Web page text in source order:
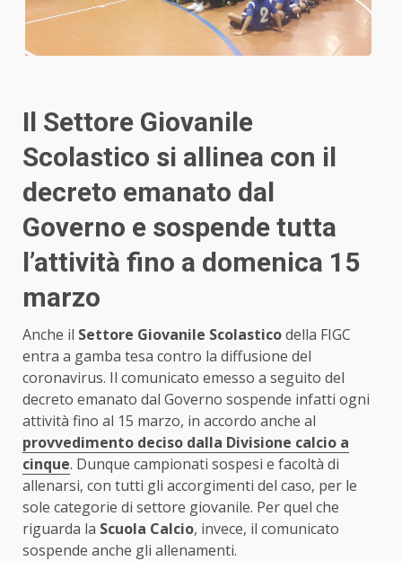
Il Settore Giovanile
Scolastico si allinea con il
decreto emanato dal
Governo e sospende tutta
l’attività fino a domenica 15
marzo
Anche il Settore Giovanile Scolasticodella FIGC
entra a gamba tesa contro la diffusione del
coronavirus. Il comunicato emesso a seguito del
decreto emanato dal Governo sospende infatti ogni
attività fino al 15 marzo, in accordo anche al
provvedimento deciso dalla Divisione calcio a
cinque. Dunque campionati sospesi e facoltà di
allenarsi, con tutti gli accorgimenti del caso, per le
sole categorie di settore giovanile. Per quel che
riguarda la Scuola Calcio, invece, il comunicato
sospende anche gli allenamenti.